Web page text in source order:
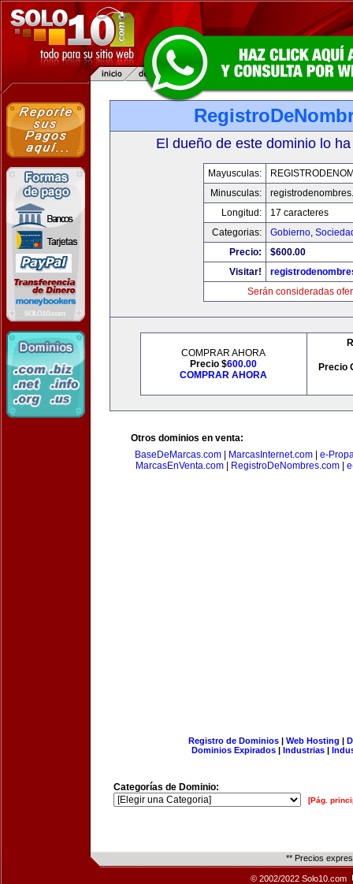
El dueño de este dominio lo
Mayusculas:
Minusculas:
Longitud:
17 caracteres
Categorias:
Gobierno,
Precio:
$600.00
Visitar!
Serán consideradas
COMPRAR AHORA
Precio $600.00
COMPRAR AHORA
Precio
Otros dominios en venta:
BaseDeMarcas.com| MarcasInternet.com| e-
MarcasEnVenta.com
RegistroDeNombres.com
Registro de Dominios| Web Hosting |
Dominios Expirados | Industrias |
Categorías de Dominio:
[Pág.
** Precios
© 2002/2022 Solo10.com